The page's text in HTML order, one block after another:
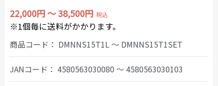
22,000円 ～ 38,500円 税込
※1個毎に送料がかかります。
商品コード： DMNNS15T1L ～ DMNNS15T1SET
JANコード： 4580563030080 ～ 4580563030103